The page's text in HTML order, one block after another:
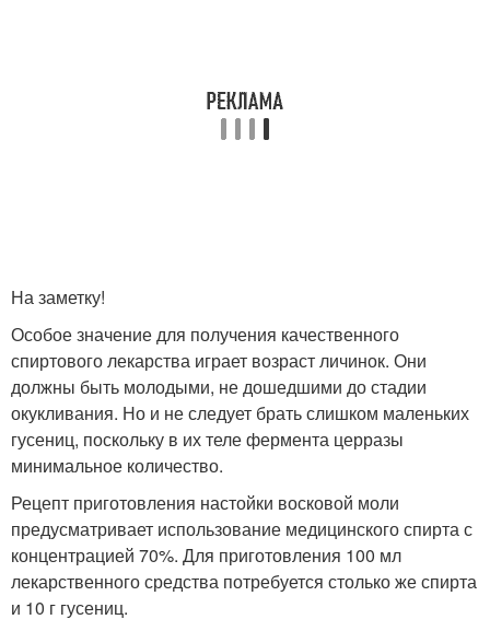
На заметку!
Особое значение для получения качественного
спиртового лекарства играет возраст личинок. Они
должны быть молодыми, не дошедшими до стадии
окукливания. Но и не следует брать слишком маленьких
гусениц, поскольку в их теле фермента церразы
минимальное количество.
Рецепт приготовления настойки восковой моли
предусматривает использование медицинского спирта с
концентрацией 70%. Для приготовления 100 мл
лекарственного средства потребуется столько же спирта
и 10 г гусениц.